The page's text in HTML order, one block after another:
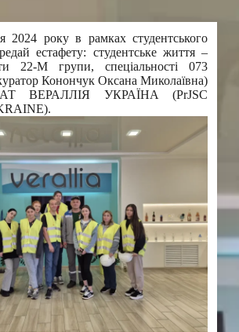
2024 року в рамках студентського
естафету: студентське життя –
22-М групи, спеціальності 073
Конончук Оксана Миколаївна)
ВЕРАЛЛІЯ УКРАЇНА (PrJSC